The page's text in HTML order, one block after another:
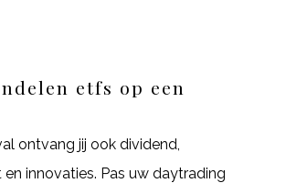
etfs op een
ontvang jij ook dividend,
innovaties. Pas uw daytrading